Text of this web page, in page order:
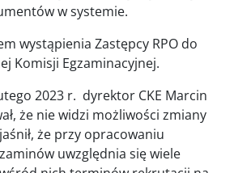
w systemie.
wystąpienia Zastępcy RPO do
Komisji Egzaminacyjnej.
2023 r. dyrektor CKE Marcin
że nie widzi możliwości zmiany
że przy opracowaniu
uwzględnia się wiele